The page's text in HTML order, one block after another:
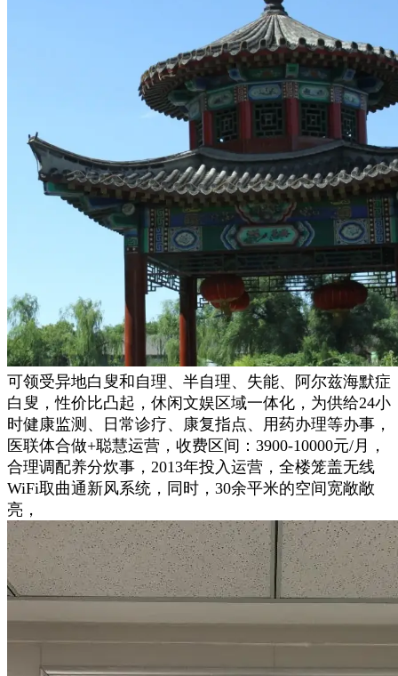
可领受异地白叟和自理、半自理、失能、阿尔兹海默症
白叟，性价比凸起，休闲文娱区域一体化，为供给24小
时健康监测、日常诊疗、康复指点、用药办理等办事，
医联体合做+聪慧运营，收费区间：3900-10000元/月，
合理调配养分炊事，2013年投入运营，全楼笼盖无线
WiFi取曲通新风系统，同时，30余平米的空间宽敞敞
亮，